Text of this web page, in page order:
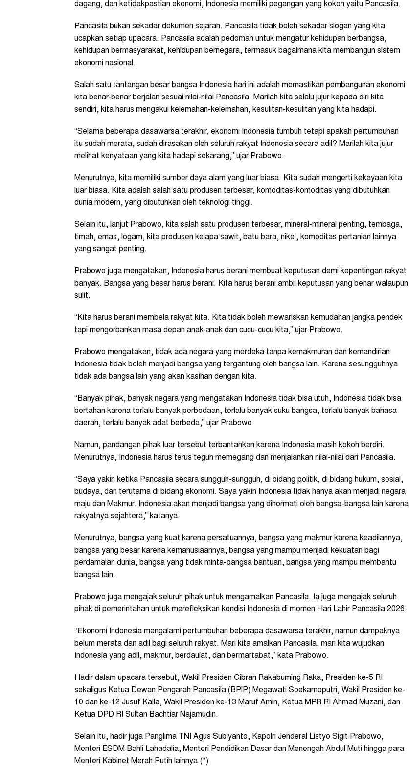
dagang, dan ketidakpastian ekonomi, Indonesia memiliki pegangan yang kokoh yaitu Pancasila.
Pancasila bukan sekadar dokumen sejarah. Pancasila tidak boleh sekadar slogan yang kita
ucapkan setiap upacara. Pancasila adalah pedoman untuk mengatur kehidupan berbangsa,
kehidupan bermasyarakat, kehidupan bernegara, termasuk bagaimana kita membangun sistem
ekonomi nasional.
Salah satu tantangan besar bangsa Indonesia hari ini adalah memastikan pembangunan ekonomi
kita benar-benar berjalan sesuai nilai-nilai Pancasila. Marilah kita selalu jujur kepada diri kita
sendiri, kita harus mengakui kelemahan-kelemahan, kesulitan-kesulitan yang kita hadapi.
“Selama beberapa dasawarsa terakhir, ekonomi Indonesia tumbuh tetapi apakah pertumbuhan
itu sudah merata, sudah dirasakan oleh seluruh rakyat Indonesia secara adil? Marilah kita jujur
melihat kenyataan yang kita hadapi sekarang,” ujar Prabowo.
Menurutnya, kita memiliki sumber daya alam yang luar biasa. Kita sudah mengerti kekayaan kita
luar biasa. Kita adalah salah satu produsen terbesar, komoditas-komoditas yang dibutuhkan
dunia modern, yang dibutuhkan oleh teknologi tinggi.
Selain itu, lanjut Prabowo, kita salah satu produsen terbesar, mineral-mineral penting, tembaga,
timah, emas, logam, kita produsen kelapa sawit, batu bara, nikel, komoditas pertanian lainnya
yang sangat penting.
Prabowo juga mengatakan, Indonesia harus berani membuat keputusan demi kepentingan rakyat
banyak. Bangsa yang besar harus berani. Kita harus berani ambil keputusan yang benar walaupun
sulit.
“Kita harus berani membela rakyat kita. Kita tidak boleh mewariskan kemudahan jangka pendek
tapi mengorbankan masa depan anak-anak dan cucu-cucu kita,” ujar Prabowo.
Prabowo mengatakan, tidak ada negara yang merdeka tanpa kemakmuran dan kemandirian.
Indonesia tidak boleh menjadi bangsa yang tergantung oleh bangsa lain. Karena sesungguhnya
tidak ada bangsa lain yang akan kasihan dengan kita.
“Banyak pihak, banyak negara yang mengatakan Indonesia tidak bisa utuh, Indonesia tidak bisa
bertahan karena terlalu banyak perbedaan, terlalu banyak suku bangsa, terlalu banyak bahasa
daerah, terlalu banyak adat berbeda,” ujar Prabowo.
Namun, pandangan pihak luar tersebut terbantahkan karena Indonesia masih kokoh berdiri.
Menurutnya, Indonesia harus terus teguh memegang dan menjalankan nilai-nilai dari Pancasila.
“Saya yakin ketika Pancasila secara sungguh-sungguh, di bidang politik, di bidang hukum, sosial,
budaya, dan terutama di bidang ekonomi. Saya yakin Indonesia tidak hanya akan menjadi negara
maju dan Makmur. Indonesia akan menjadi bangsa yang dihormati oleh bangsa-bangsa lain karena
rakyatnya sejahtera,” katanya.
Menurutnya, bangsa yang kuat karena persatuannya, bangsa yang makmur karena keadilannya,
bangsa yang besar karena kemanusiaannya, bangsa yang mampu menjadi kekuatan bagi
perdamaian dunia, bangsa yang tidak minta-bangsa bantuan, bangsa yang mampu membantu
bangsa lain.
Prabowo juga mengajak seluruh pihak untuk mengamalkan Pancasila. Ia juga mengajak seluruh
pihak di pemerintahan untuk merefleksikan kondisi Indonesia di momen Hari Lahir Pancasila 2026.
“Ekonomi Indonesia mengalami pertumbuhan beberapa dasawarsa terakhir, namun dampaknya
belum merata dan adil bagi seluruh rakyat. Mari kita amalkan Pancasila, mari kita wujudkan
Indonesia yang adil, makmur, berdaulat, dan bermartabat,” kata Prabowo.
Hadir dalam upacara tersebut, Wakil Presiden Gibran Rakabuming Raka, Presiden ke-5 RI
sekaligus Ketua Dewan Pengarah Pancasila (BPIP) Megawati Soekarnoputri, Wakil Presiden ke-
10 dan ke-12 Jusuf Kalla, Wakil Presiden ke-13 Maruf Amin, Ketua MPR RI Ahmad Muzani, dan
Ketua DPD RI Sultan Bachtiar Najamudin.
Selain itu, hadir juga Panglima TNI Agus Subiyanto, Kapolri Jenderal Listyo Sigit Prabowo,
Menteri ESDM Bahli Lahadalia, Menteri Pendidikan Dasar dan Menengah Abdul Muti hingga para
Menteri Kabinet Merah Putih lainnya.(*)